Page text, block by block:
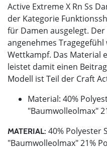
Active Extreme X Rn Ss
der Kategorie
für Damen ausgelegt.
angenehmes
Wettkampf. Das Material
leistet damit einen
Modell ist Teil der Craft
Material: 40%
"Baumwolleolmax"
MATERIAL: 40% Polyester
"Baumwolleolmax" 21%